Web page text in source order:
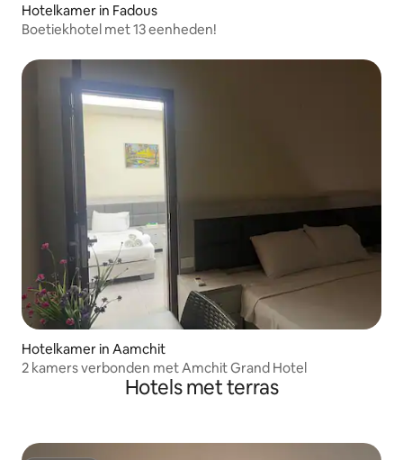
Hotelkamer in Fadous
Boetiekhotel met 13 eenheden!
Hotelkamer in Aamchit
2 kamers verbonden met Amchit Grand Hotel
Hotels met terras